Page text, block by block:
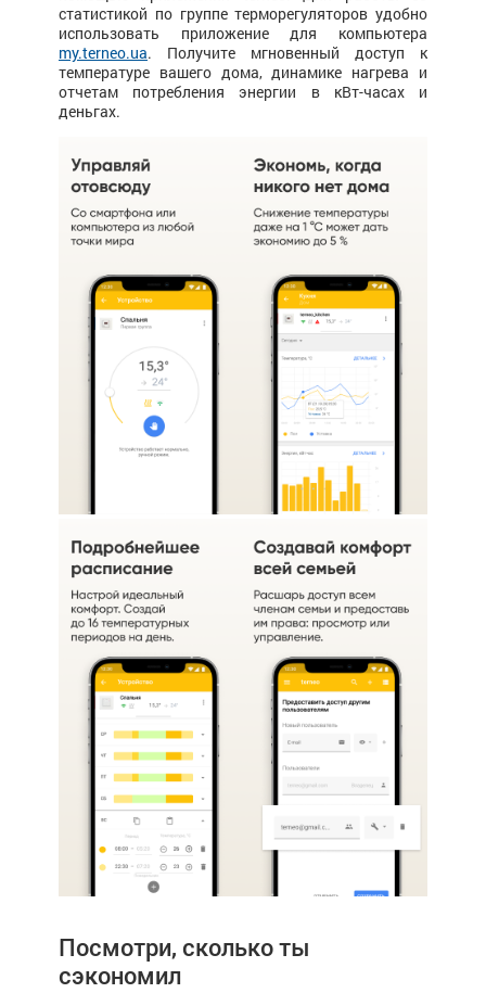
статистикой по группе терморегуляторов удобно
использовать приложение для компьютера
my.terneo.ua. Получите мгновенный доступ к
температуре вашего дома, динамике нагрева и
отчетам потребления энергии в кВт-часах и
деньгах.
Посмотри, сколько ты
сэкономил